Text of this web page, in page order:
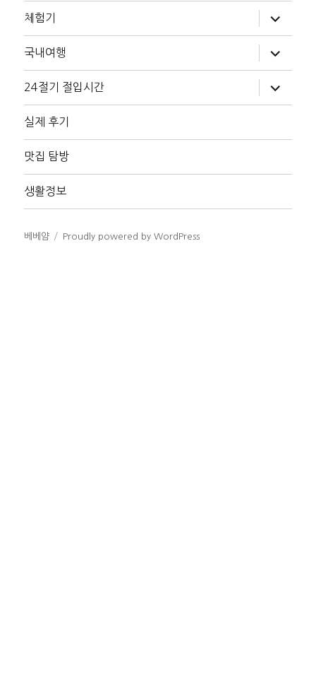
체험기
위
메
확
장
국내여행
위
메
확
장
24절기 절입시간
위
메
장
실제 후기
맛집 탐방
생활정보
베베얌 Proudly powered by WordPress